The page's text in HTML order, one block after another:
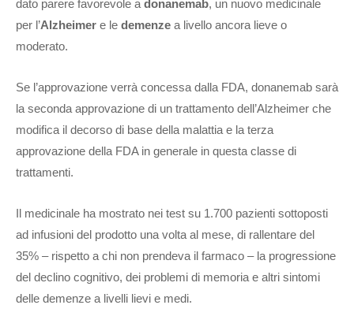
dato parere favorevole a donanemab, un nuovo medicinale
per l’Alzheimer e le demenze a livello ancora lieve o
moderato.
Se l’approvazione verrà concessa dalla FDA, donanemab sarà
la seconda approvazione di un trattamento dell’Alzheimer che
modifica il decorso di base della malattia e la terza
approvazione della FDA in generale in questa classe di
trattamenti.
Il medicinale ha mostrato nei test su 1.700 pazienti sottoposti
ad infusioni del prodotto una volta al mese, di rallentare del
35% – rispetto a chi non prendeva il farmaco – la progressione
del declino cognitivo, dei problemi di memoria e altri sintomi
delle demenze a livelli lievi e medi.